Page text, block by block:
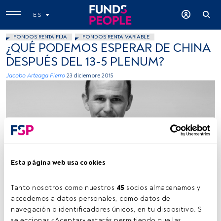
Esta página web usa cookies
Tanto nosotros como nuestros 45 socios almacenamos y
accedemos a datos personales, como datos de
navegación o identificadores únicos, en tu dispositivo. Si
ES
FONDOS RENTA FIJA FONDOS RENTA VARIABLE
¿QUÉ PODEMOS ESPERAR DE CHINA
DESPUÉS DEL 13-5 PLENUM?
Jacobo Arteaga Fierro 23 diciembre 2015
Funds People